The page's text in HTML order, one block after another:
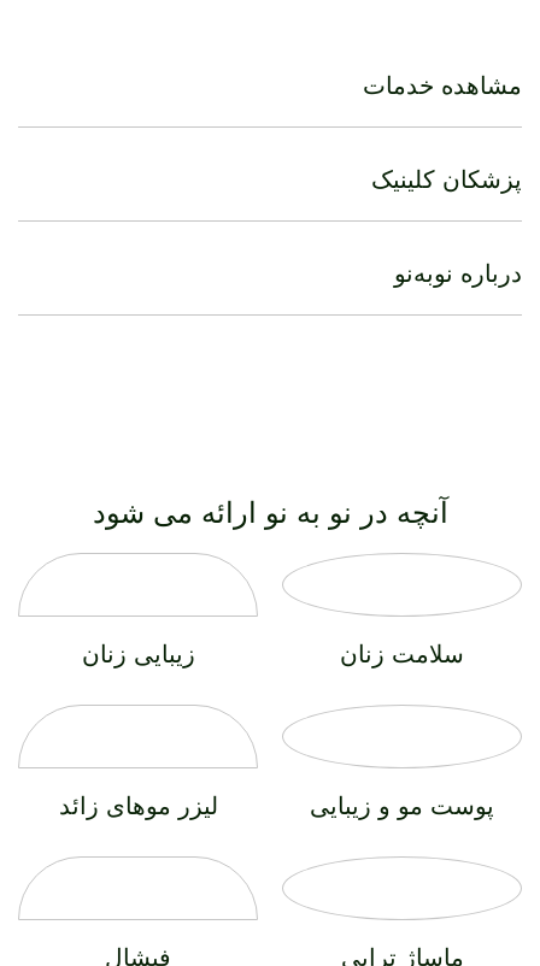
مشاهده خدمات
پزشکان کلینیک
درباره نو‌به‌نو
آنچه در نو به نو ارائه می شود
سلامت زنان زیبایی زنان
پوست مو و زیبایی لیزر موهای زائد
ماساژ تراپی فیشال